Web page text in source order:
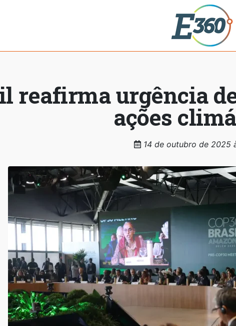
reafirma urgência
ações
14 de outubro de 2025